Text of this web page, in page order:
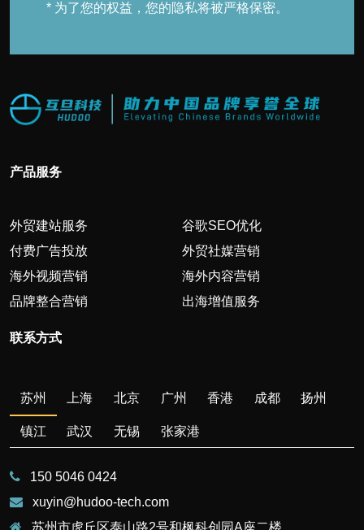
* 为了您的权益，您的隐私将被严格保密。
产品服务
外贸建站服务
谷歌SEO优化
付费广告投放
外贸社媒营销
海外视频营销
海外内容营销
品牌整合营销
出海增值服务
联系方式
苏州 上海 北京 广州 香港 成都 扬州
镇江 武汉 无锡 张家港
150 5046 0424
xuyin@hudoo-tech.com